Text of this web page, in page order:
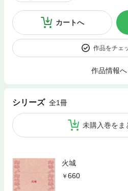
カートへ
作品をチェ
作品情報へ
シリーズ 全1冊
未購入巻をま
火城
660